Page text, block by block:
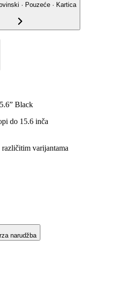
· Pouzeće · Kartica
Black
do 15.6 inča
varijantama
narudžba